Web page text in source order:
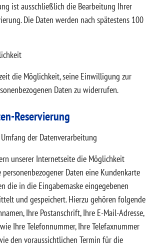
ist ausschließlich die Bearbeitung Ihrer
Die Daten werden nach spätestens 100
die Möglichkeit, seine Einwilligung zur
Daten zu widerrufen.
Reservierung
der Datenverarbeitung
unserer Internetseite die Möglichkeit
Daten eine Kundenkarte
die in die Eingabemaske eingegebenen
und gespeichert. Hierzu gehören folgende
Ihre Postanschrift, Ihre E-Mail-Adresse,
Ihre Telefonnummer, Ihre Telefaxnummer
den voraussichtlichen Termin für die